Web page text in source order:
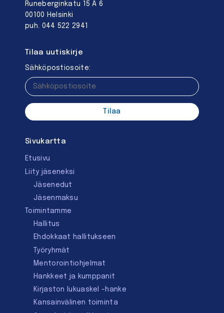
Runeberginkatu 15 A 6
00100 Helsinki
puh. 044 522 2941
Tilaa uutiskirje
Sähköpostiosoite:
Sivukartta
Etusivu
Liity jäseneksi
Jäsenedut
Jäsenmaksu
Toimintamme
Hallitus
Ehdokkaat hallitukseen
Työryhmät
Mentorointi­ohjelmat
Hankkeet ja kumppanit
Kirjaston lukuaskel -hanke
Kansainvälinen toiminta